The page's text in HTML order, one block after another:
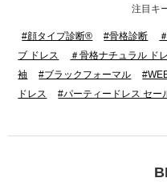
注目キ
#顔タイプ診断® #骨格診断
ブ ドレス
＃骨格ナチュラル ド
袖
#ブラックフォーマル
ドレス
#パーティードレス セー